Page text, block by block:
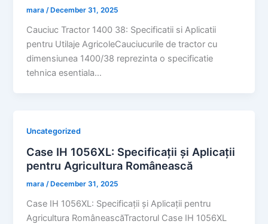
mara/ December 31, 2025
Cauciuc Tractor 1400 38: Specificatii si Aplicatii
pentru Utilaje AgricoleCauciucurile de tractor cu
dimensiunea 1400/38 reprezinta o specificatie
tehnica esentiala…
Uncategorized
Case IH 1056XL: Specificații și Aplicații
pentru Agricultura Românească
mara /December 31, 2025
Case IH 1056XL: Specificații și Aplicații pentru
Agricultura RomâneascăTractorul Case IH 1056XL